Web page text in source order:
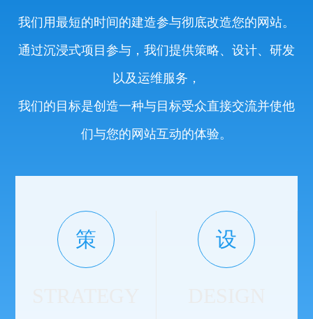
我们用最短的时间的建造参与彻底改造您的网站。
通过沉浸式项目参与，我们提供策略、设计、研发
以及运维服务，
我们的目标是创造一种与目标受众直接交流并使他
们与您的网站互动的体验。
策 设